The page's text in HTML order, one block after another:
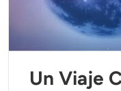
Un Viaje